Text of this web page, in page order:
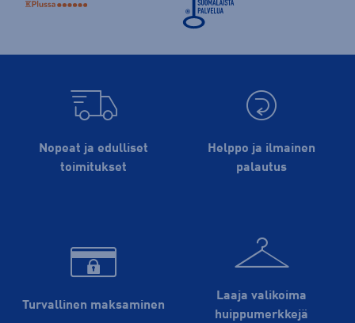
Nopeat ja edulliset
toimitukset
Helppo ja ilmainen
palautus
Turvallinen maksaminen
Laaja valikoima
huippu­merkkejä